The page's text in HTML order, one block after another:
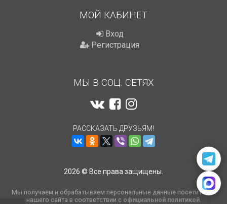
МОЙ КАБИНЕТ
Вход
Регистрация
МЫ В СОЦ. СЕТЯХ
РАССКАЗАТЬ ДРУЗЬЯМ!
2026 © Все права защищены.
Мы получаем и обрабатываем персональные данные посетителей
нашего сайта в соответствии с официальной политикой.